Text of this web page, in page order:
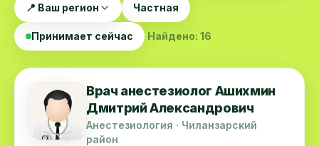
📍 Ваш регион Частная
Принимает сейчас Найдено: 16
Врач анестезиолог Ашихмин
Дмитрий Александрович
Анестезиология · Чиланзарский
район